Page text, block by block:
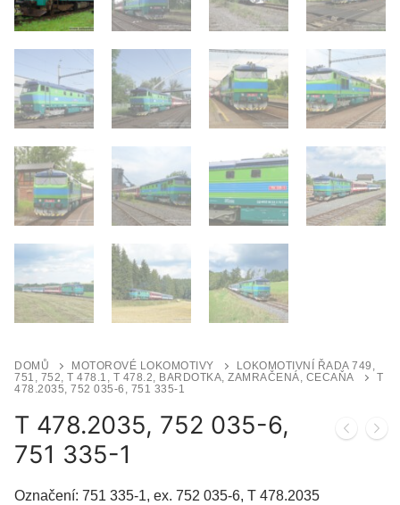
DOMŮ MOTOROVÉ LOKOMOTIVY
LOKOMOTIVNÍ ŘADA 749,
751, 752, T 478.1, T 478.2, BARDOTKA, ZAMRAČENÁ, CECAŇA
T
478.2035, 752 035-6, 751 335-1
T 478.2035, 752 035-6,
751 335-1
Označení: 751 335-1, ex. 752 035-6, T 478.2035